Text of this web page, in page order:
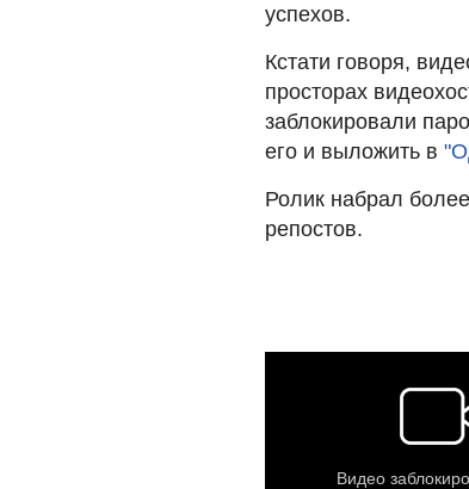
успехов.
Кстати говоря,
просторах
заблокировали
его и выложить в
Ролик набрал
репостов.